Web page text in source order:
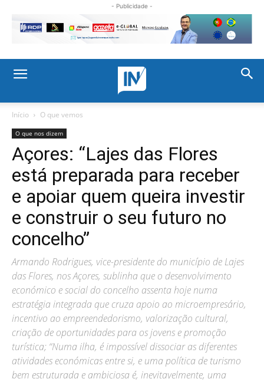
- Publicidade -
Início O que vemos
O que nos dizem
Açores: “Lajes das Flores
está preparada para receber
e apoiar quem queira investir
e construir o seu futuro no
concelho”
Armando Rodrigues, vice-presidente do município de Lajes
das Flores, nos Açores, sublinha que o desenvolvimento
económico e social do concelho assenta hoje numa
estratégia integrada que cruza apoio ao microempresário,
incentivo ao empreendedorismo, valorização cultural,
criação de oportunidades para os jovens e promoção
turística; “Numa ilha, é impossível dissociar as diferentes
atividades económicas entre si, e uma política de turismo
bem estruturada e ambiciosa é, inevitavelmente, uma